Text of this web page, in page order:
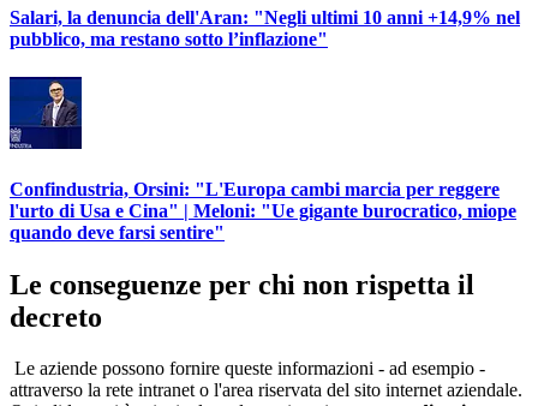
Salari, la denuncia dell'Aran: "Negli ultimi 10 anni +14,9% nel
pubblico, ma restano sotto l’inflazione"
Confindustria, Orsini: "L'Europa cambi marcia per reggere
l'urto di Usa e Cina" | Meloni: "Ue gigante burocratico, miope
quando deve farsi sentire"
Le conseguenze per chi non rispetta il
decreto
Le aziende possono fornire queste informazioni - ad esempio -
attraverso la rete intranet o l'area riservata del sito internet aziendale.